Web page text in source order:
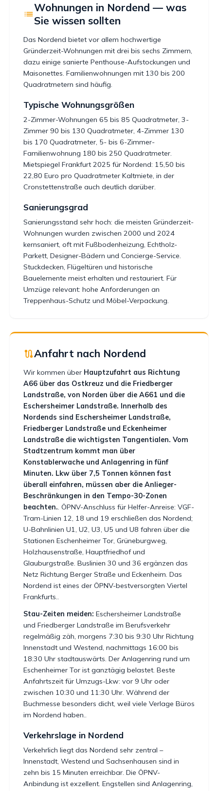
Wohnungen in Nordend — was
Sie wissen sollten
Das Nordend bietet vor allem hochwertige
Gründerzeit-Wohnungen mit drei bis sechs Zimmern,
dazu einige sanierte Penthouse-Aufstockungen und
Maisonettes. Familienwohnungen mit 130 bis 200
Quadratmetern sind häufig.
Typische Wohnungsgrößen
2-Zimmer-Wohnungen 65 bis 85 Quadratmeter, 3-
Zimmer 90 bis 130 Quadratmeter, 4-Zimmer 130
bis 170 Quadratmeter, 5- bis 6-Zimmer-
Familienwohnung 180 bis 250 Quadratmeter.
Mietspiegel Frankfurt 2025 für Nordend: 15,50 bis
22,80 Euro pro Quadratmeter Kaltmiete, in der
Cronstettenstraße auch deutlich darüber.
Sanierungsgrad
Sanierungsstand sehr hoch: die meisten Gründerzeit-
Wohnungen wurden zwischen 2000 und 2024
kernsaniert, oft mit Fußbodenheizung, Echtholz-
Parkett, Designer-Bädern und Concierge-Service.
Stuckdecken, Flügeltüren und historische
Bauelemente meist erhalten und restauriert. Für
Umzüge relevant: hohe Anforderungen an
Treppenhaus-Schutz und Möbel-Verpackung.
Anfahrt nach Nordend
Wir kommen über Hauptzufahrt aus Richtung
A66 über das Ostkreuz und die Friedberger
Landstraße, von Norden über die A661 und die
Eschersheimer Landstraße. Innerhalb des
Nordends sind Eschersheimer Landstraße,
Friedberger Landstraße und Eckenheimer
Landstraße die wichtigsten Tangentialen. Vom
Stadtzentrum kommt man über
Konstablerwache und Anlagenring in fünf
Minuten. Lkw über 7,5 Tonnen können fast
überall einfahren, müssen aber die Anlieger-
Beschränkungen in den Tempo-30-Zonen
beachten.. ÖPNV-Anschluss für Helfer-Anreise: VGF-
Tram-Linien 12, 18 und 19 erschließen das Nordend;
U-Bahnlinien U1, U2, U3, U5 und U8 fahren über die
Stationen Eschenheimer Tor, Grüneburgweg,
Holzhausenstraße, Hauptfriedhof und
Glauburgstraße. Buslinien 30 und 36 ergänzen das
Netz Richtung Berger Straße und Eckenheim. Das
Nordend ist eines der ÖPNV-bestversorgten Viertel
Frankfurts..
Stau-Zeiten meiden: Eschersheimer Landstraße
und Friedberger Landstraße im Berufsverkehr
regelmäßig zäh, morgens 7:30 bis 9:30 Uhr Richtung
Innenstadt und Westend, nachmittags 16:00 bis
18:30 Uhr stadtauswärts. Der Anlagenring rund um
Eschenheimer Tor ist ganztägig belastet. Beste
Anfahrtszeit für Umzugs-Lkw: vor 9 Uhr oder
zwischen 10:30 und 11:30 Uhr. Während der
Buchmesse besonders dicht, weil viele Verlage Büros
im Nordend haben..
Verkehrslage in Nordend
Verkehrlich liegt das Nordend sehr zentral –
Innenstadt, Westend und Sachsenhausen sind in
zehn bis 15 Minuten erreichbar. Die ÖPNV-
Anbindung ist exzellent. Engstellen sind Anlagenring,